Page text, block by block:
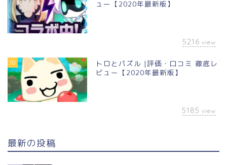
ュー【2020年最新版】
5216 view
10
トロとパズル |評価・口コミ 徹底レ
ビュー【2020年最新版】
5185 view
最新の投稿